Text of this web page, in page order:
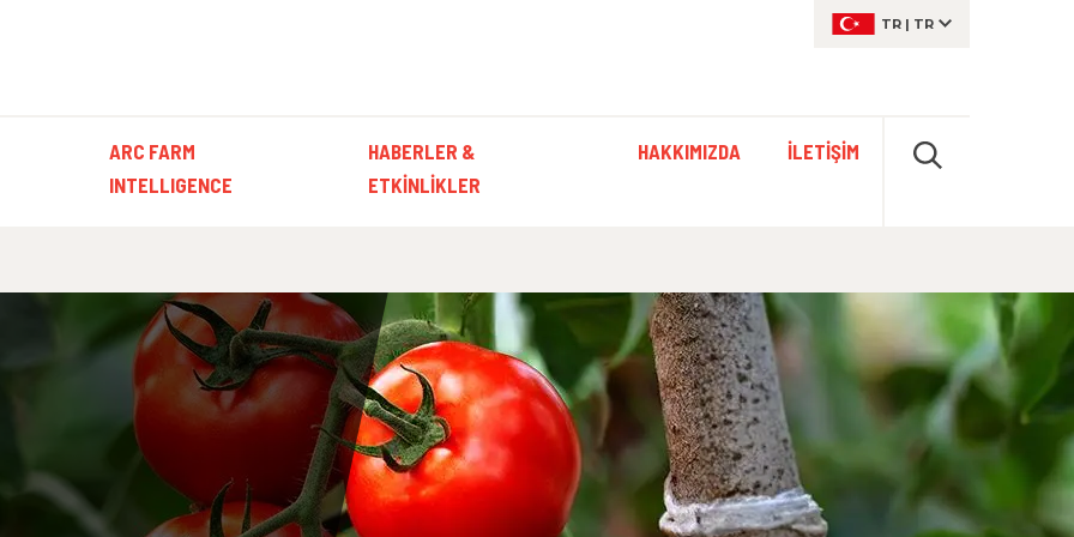
TR | TR
ARC FARM
INTELLIGENCE
HABERLER &
ETKINLIKLER
HAKKIMIZDA İLETIŞIM